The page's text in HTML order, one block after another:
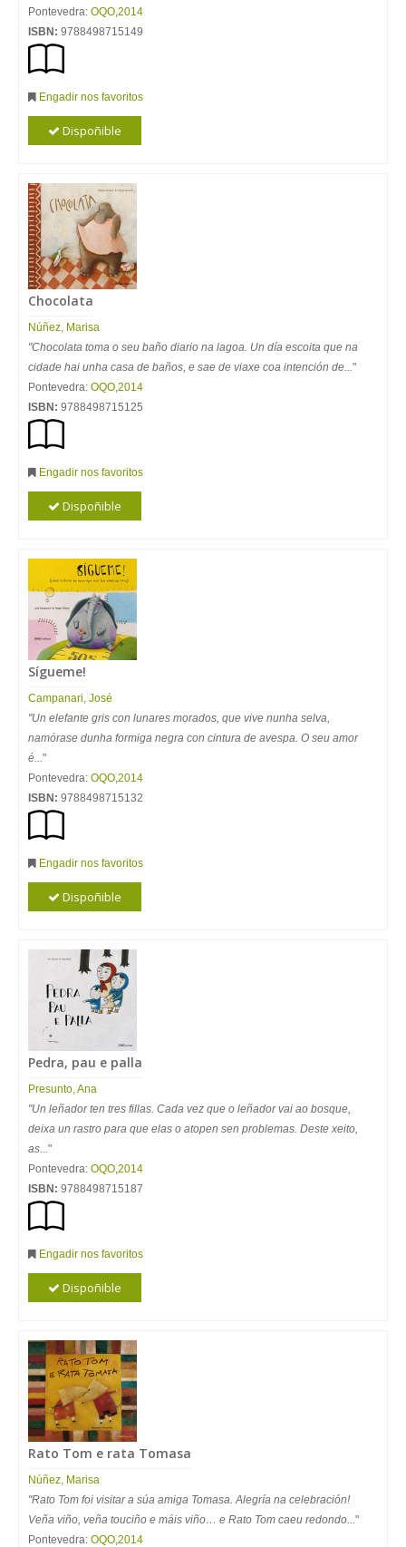
Pontevedra: OQO,2014
ISBN: 9788498715149
Engadir nos favoritos
Dispoñible
Chocolata
Núñez, Marisa
"Chocolata toma o seu baño diario na lagoa. Un día escoita que na
cidade hai unha casa de baños, e sae de viaxe coa intención de..."
Pontevedra: OQO,2014
ISBN: 9788498715125
Engadir nos favoritos
Dispoñible
Sígueme!
Campanari, José
"Un elefante gris con lunares morados, que vive nunha selva,
namórase dunha formiga negra con cintura de avespa. O seu amor
é..."
Pontevedra: OQO,2014
ISBN: 9788498715132
Engadir nos favoritos
Dispoñible
Pedra, pau e palla
Presunto, Ana
"Un leñador ten tres fillas. Cada vez que o leñador vai ao bosque,
deixa un rastro para que elas o atopen sen problemas. Deste xeito,
as..."
Pontevedra: OQO,2014
ISBN: 9788498715187
Engadir nos favoritos
Dispoñible
Rato Tom e rata Tomasa
Núñez, Marisa
"Rato Tom foi visitar a súa amiga Tomasa. Alegría na celebración!
Veña viño, veña touciño e máis viño… e Rato Tom caeu redondo..."
Pontevedra: OQO,2014